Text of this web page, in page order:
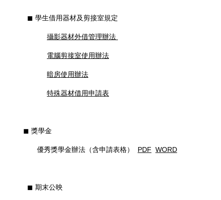
◼︎ 學生借用器材及剪接室規定
攝影器材外借管理辦法
電腦剪接室使用辦法
暗房使用辦法
特殊器材借用申請表
◼︎ 獎學金
優秀獎學金辦法（含申請表格） PDF WORD
◼︎ 期末公映